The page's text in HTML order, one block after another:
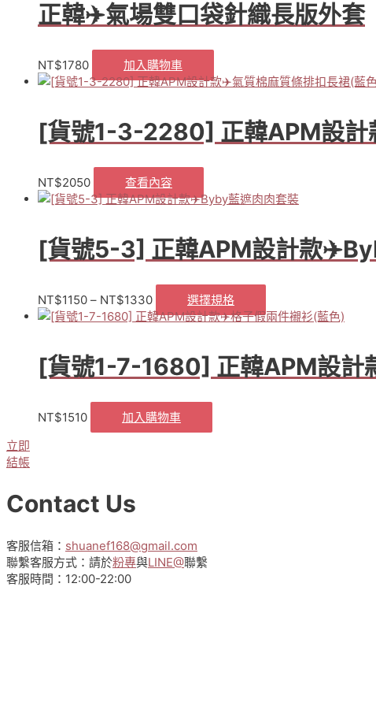
正韓✈️氣場雙口袋針織長版外套
NT$1780
加入購物車
[貨號1-3-2280] 正韓APM設計
NT$2050 查看內容
[貨號5-3] 正韓APM設計款
NT$1150 – NT$1330 選擇規格
產
多
種
[貨號1-7-1680] 正韓APM設計
NT$1510
加入購物車
立即
結帳
Contact Us
客服信箱： shuanef168@gmail.com
聯繫客服方式：請於粉專與LINE@聯繫
客服時間：12:00-22:00